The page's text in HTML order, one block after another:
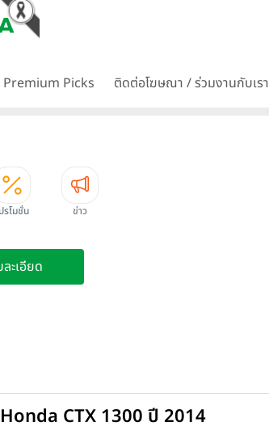
Premium Picks ติดต่อโฆษณา / ร่วมงานกับเรา
รโมชั่น ข่าว
ะเอียด
CTX 1300 ปี 2014